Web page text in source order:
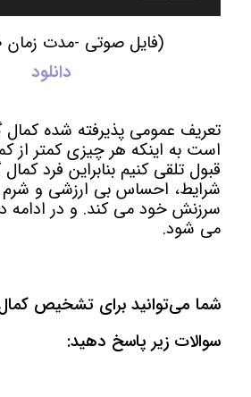
(فایل صوتی -مدت زمان 30 دقیقه)
دانلود
تعریف عمومی پذیرفته شده کمال
است به اینکه هر چیزی کمتر از
قبول تلقی کنیم بنابراین فرد کمال
شرایط، احساس بی ارزشی و شرم
سرزنش خود می کند. و در ادامه
می شود.
شما می‌توانید برای تشخیص
سوالات زیر پاسخ دهید: